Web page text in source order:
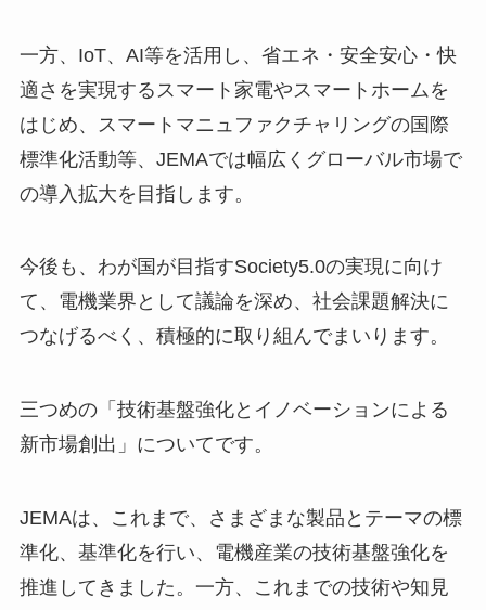
一方、IoT、AI等を活用し、省エネ・安全安心・快
適さを実現するスマート家電やスマートホームを
はじめ、スマートマニュファクチャリングの国際
標準化活動等、JEMAでは幅広くグローバル市場で
の導入拡大を目指します。
今後も、わが国が目指すSociety5.0の実現に向け
て、電機業界として議論を深め、社会課題解決に
つなげるべく、積極的に取り組んでまいります。
三つめの「技術基盤強化とイノベーションによる
新市場創出」についてです。
JEMAは、これまで、さまざまな製品とテーマの標
準化、基準化を行い、電機産業の技術基盤強化を
推進してきました。一方、これまでの技術や知見